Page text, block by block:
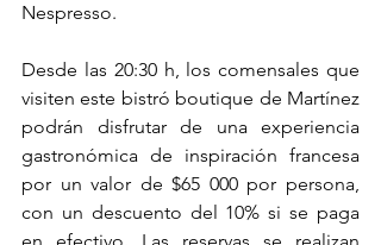
Nespresso.
Desde las 20:30 h, los comensales que
visiten este bistró boutique de Martínez
podrán disfrutar de una experiencia
gastronómica de inspiración francesa
por un valor de $65 000 por persona,
con un descuento del 10% si se paga